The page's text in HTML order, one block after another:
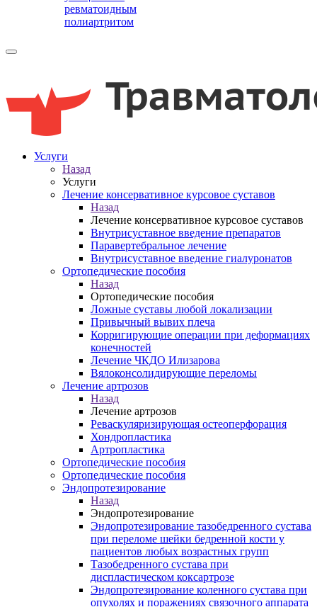
ревматоидным
полиартритом
Услуги
Назад
Услуги
Лечение консервативное курсовое суставов
Назад
Лечение консервативное курсовое суставов
Внутрисуставное введение препаратов
Паравертебральное лечение
Внутрисуставное введение гиалуронатов
Ортопедические пособия
Назад
Ортопедические пособия
Ложные суставы любой локализации
Привычный вывих плеча
Корригирующие операции при деформациях
конечностей
Лечение ЧКДО Илизарова
Вялоконсолидирующие переломы
Лечение артрозов
Назад
Лечение артрозов
Реваскуляризирующая остеоперфорация
Хондропластика
Артропластика
Ортопедические пособия
Ортопедические пособия
Эндопротезирование
Назад
Эндопротезирование
Эндопротезирование тазобедренного сустава
при переломе шейки бедренной кости у
пациентов любых возрастных групп
Тазобедренного сустава при
диспластическом коксартрозе
Эндопротезирование коленного сустава при
опухолях и поражениях связочного аппарата